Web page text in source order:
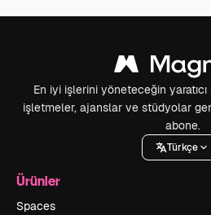
En iyi işlerini yöneteceğin
işletmeler, ajanslar ve stüdyolar
abone.
Türkçe
Ürünler
Spaces